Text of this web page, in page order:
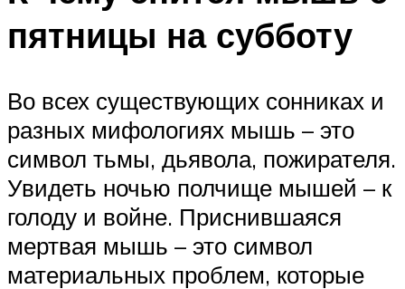
пятницы на субботу
Во всех существующих сонниках и
разных мифологиях мышь – это
символ тьмы, дьявола, пожирателя.
Увидеть ночью полчище мышей – к
голоду и войне. Приснившаяся
мертвая мышь – это символ
материальных проблем, которые